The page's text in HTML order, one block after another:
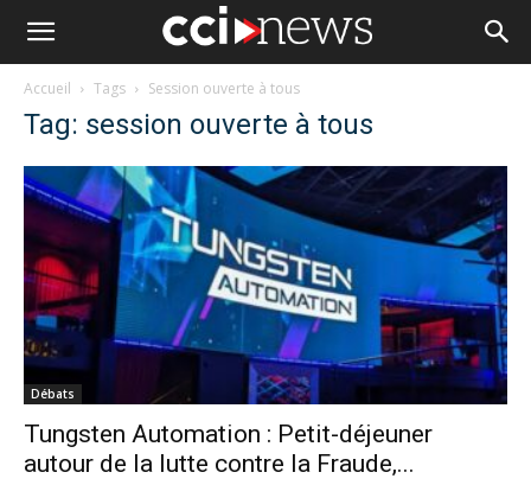
Accueil Tags Session ouverte à tous
Tag: session ouverte à tous
Débats
Tungsten Automation : Petit-déjeuner
autour de la lutte contre la Fraude,...